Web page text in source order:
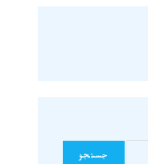
جستجو